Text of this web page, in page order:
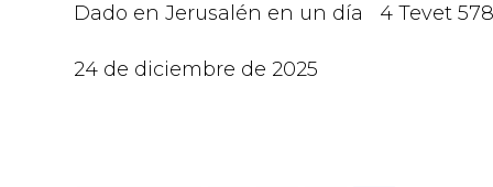
Dado en Jerusalén en un día 4 Tevet
24 de diciembre de 2025